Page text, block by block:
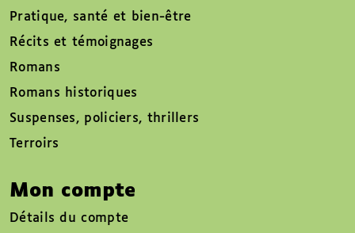
Pratique, santé et bien-être
Récits et témoignages
Romans
Romans historiques
Suspenses, policiers, thrillers
Terroirs
Mon compte
Détails du compte